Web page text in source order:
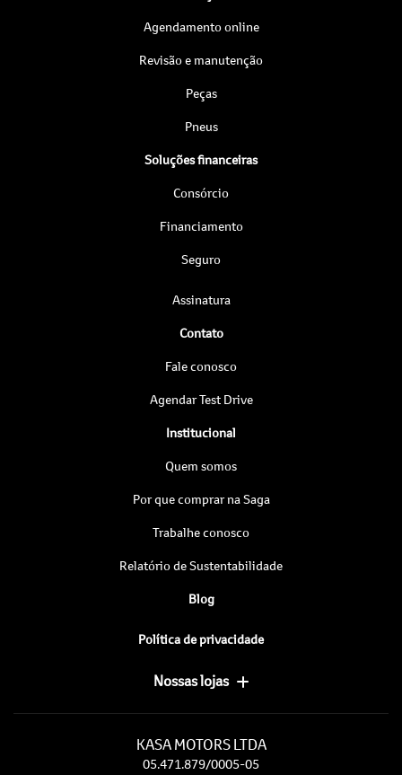
Agendamento online
Revisão e manutenção
Peças
Pneus
Soluções financeiras
Consórcio
Financiamento
Seguro
Assinatura
Contato
Fale conosco
Agendar Test Drive
Institucional
Quem somos
Por que comprar na Saga
Trabalhe conosco
Relatório de Sustentabilidade
Blog
Política de privacidade
Nossas lojas
KASA MOTORS LTDA
05.471.879/0005-05